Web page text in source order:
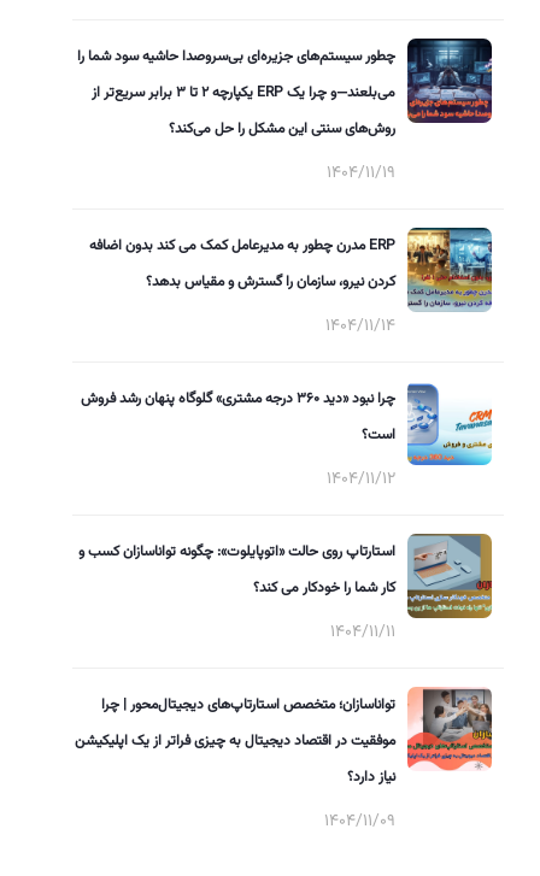
چطور سیستم‌های جزیره‌ای بی‌سروصدا حاشیه سود شما را
می‌بلعند—و چرا یک ERP یکپارچه ۲ تا ۳ برابر سریع‌تر از
روش‌های سنتی این مشکل را حل می‌کند؟
1404/11/19
ERP مدرن چطور به مدیرعامل کمک می کند بدون اضافه
کردن نیرو، سازمان را گسترش و مقیاس بدهد؟
1404/11/14
چرا نبود «دید ۳۶۰ درجه مشتری» گلوگاه پنهان رشد فروش
است؟
1404/11/12
استارتاپ روی حالت «اتوپایلوت»: چگونه تواناسازان کسب و
کار شما را خودکار می کند؟
1404/11/11
تواناسازان؛ متخصص استارتاپ‌های دیجیتال‌محور | چرا
موفقیت در اقتصاد دیجیتال به چیزی فراتر از یک اپلیکیشن
نیاز دارد؟
1404/11/09